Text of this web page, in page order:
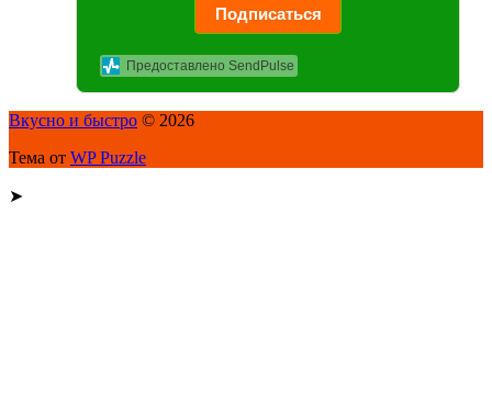
Подписаться
Предоставлено SendPulse
Вкусно и быстро © 2026
Тема от WP Puzzle
➤